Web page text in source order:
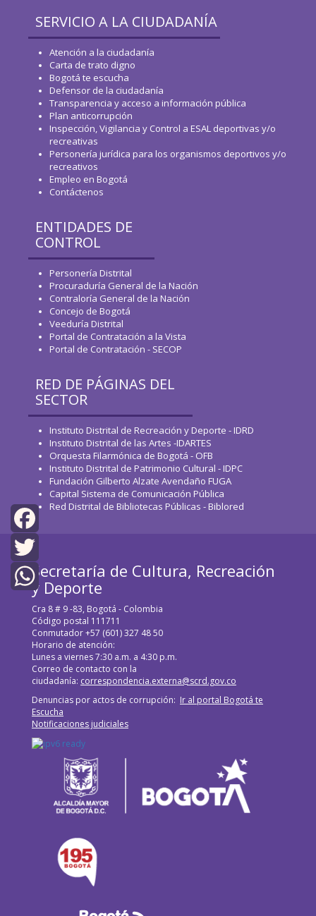
Facebook
Twitter
WhatsApp
SERVICIO A LA CIUDADANÍA
Atención a la ciudadanía
Carta de trato digno
Bogotá te escucha
Defensor de la ciudadanía
Transparencia y acceso a información pública
Plan anticorrupción
Inspección, Vigilancia y Control a ESAL deportivas y/o
recreativas
Personería jurídica para los organismos deportivos y/o
recreativos
Empleo en Bogotá
Contáctenos
ENTIDADES DE
CONTROL
Personería Distrital
Procuraduría General de la Nación
Contraloría General de la Nación
Concejo de Bogotá
Veeduría Distrital
Portal de Contratación a la Vista
Portal de Contratación - SECOP
RED DE PÁGINAS DEL
SECTOR
Instituto Distrital de Recreación y Deporte - IDRD
Instituto Distrital de las Artes -IDARTES
Orquesta Filarmónica de Bogotá - OFB
Instituto Distrital de Patrimonio Cultural - IDPC
Fundación Gilberto Alzate Avendaño FUGA
Capital Sistema de Comunicación Pública
Red Distrital de Bibliotecas Públicas - Biblored
Secretaría de Cultura, Recreación
y Deporte
Cra 8 # 9 -83, Bogotá - Colombia
Código postal 111711
Conmutador +57 (601) 327 48 50
Horario de atención:
Lunes a viernes 7:30 a.m. a 4:30 p.m.
Correo de contacto con la
ciudadanía: correspondencia.externa@scrd.gov.co
Denuncias por actos de corrupción: Ir al portal Bogotá te
Escucha
Notificaciones judiciales